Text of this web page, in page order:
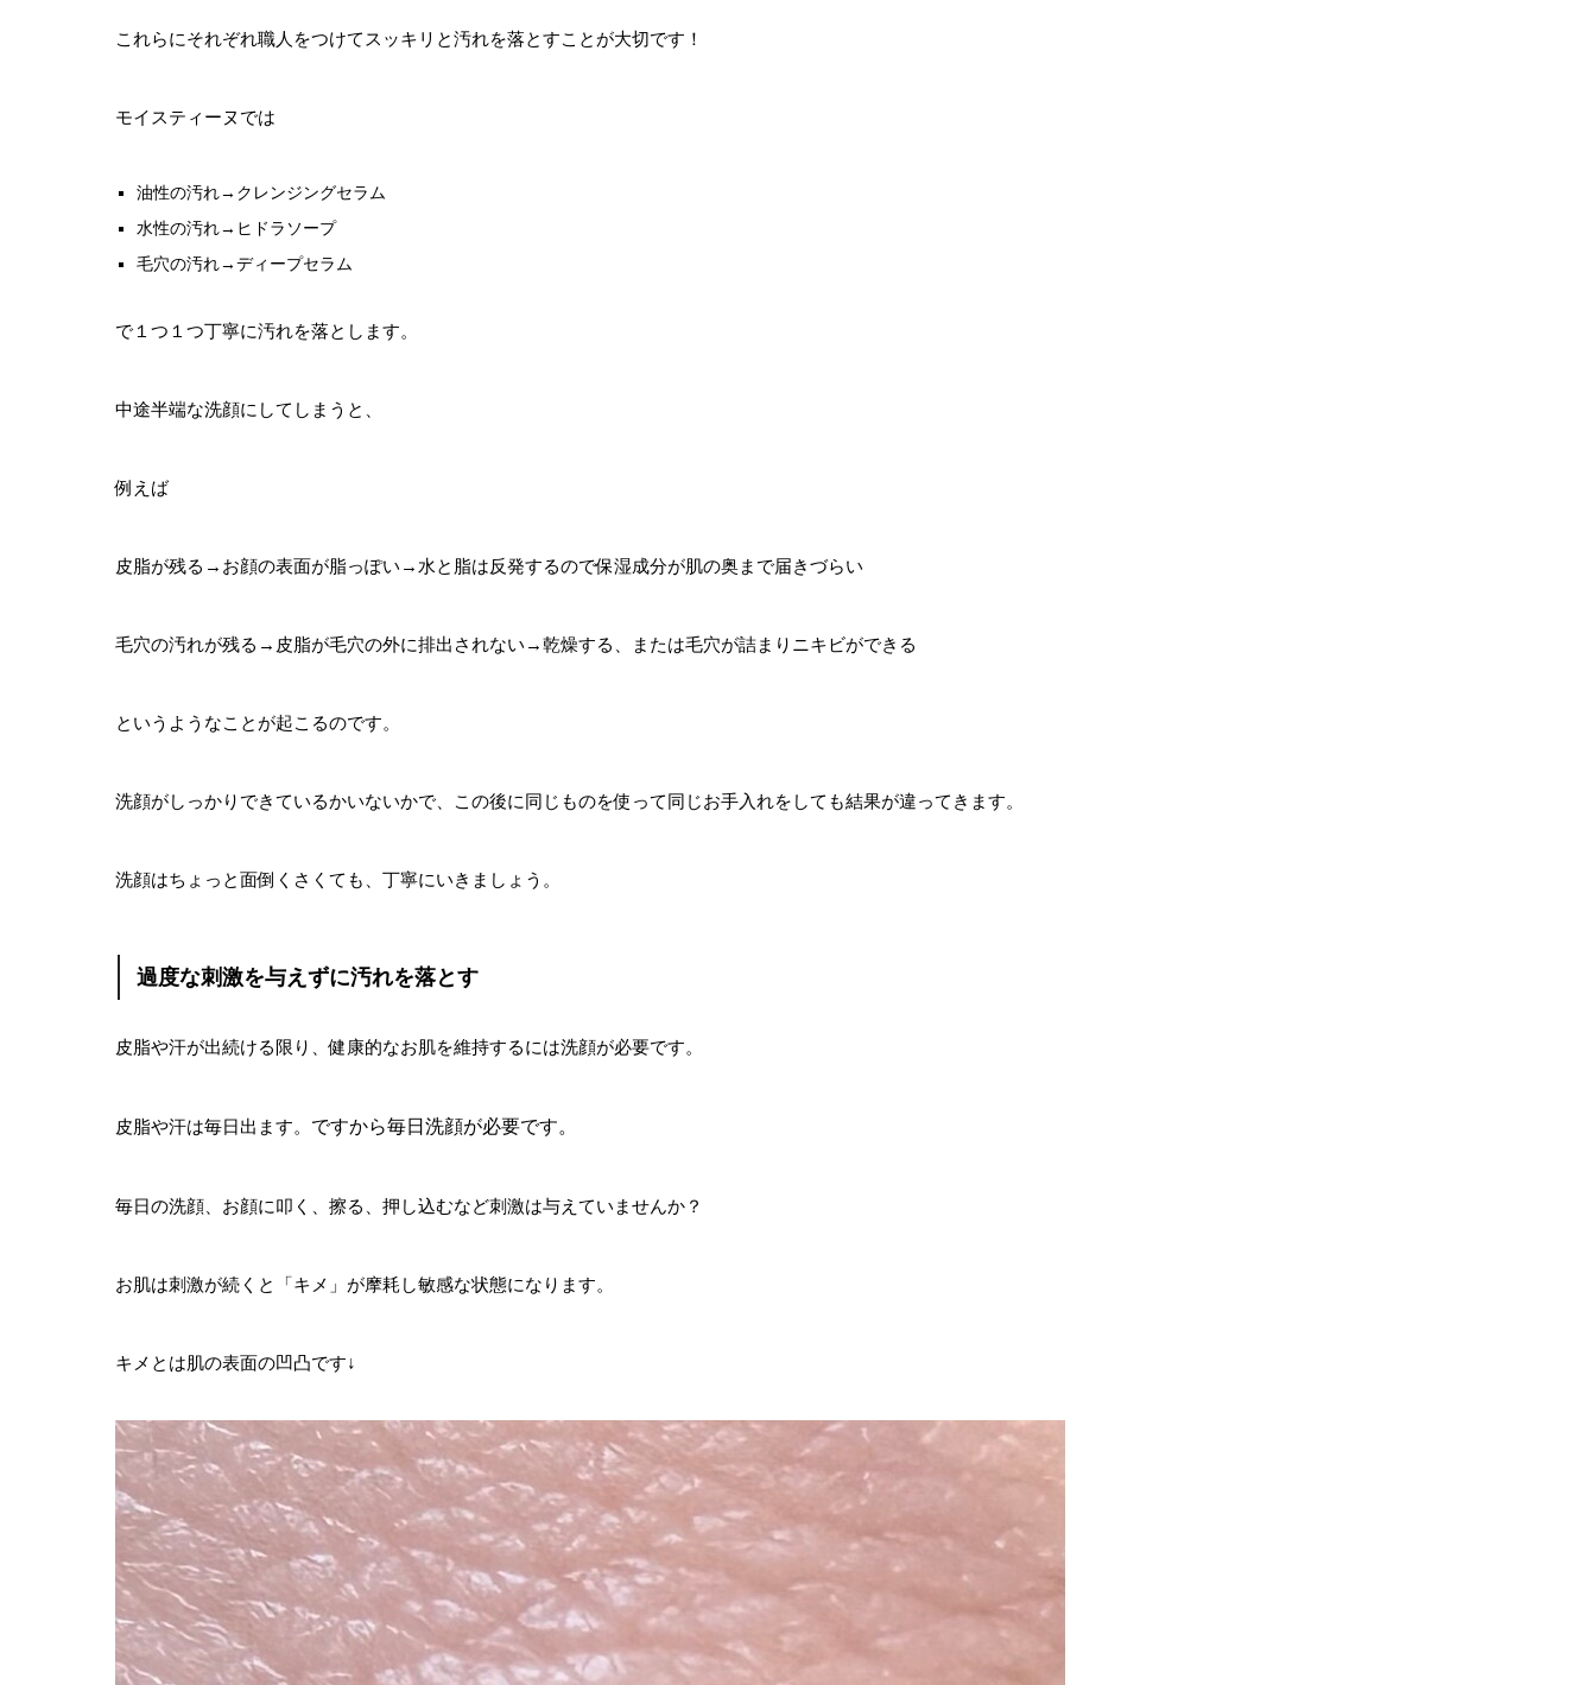
これらにそれぞれ職人をつけてスッキリと汚れを落とすことが大切です！
モイスティーヌでは
油性の汚れ→クレンジングセラム
水性の汚れ→ヒドラソープ
毛穴の汚れ→ディープセラム
で１つ１つ丁寧に汚れを落とします。
中途半端な洗顔にしてしまうと、
例えば
皮脂が残る→お顔の表面が脂っぽい→水と脂は反発するので保湿成分が肌の奥まで届きづらい
毛穴の汚れが残る→皮脂が毛穴の外に排出されない→乾燥する、または毛穴が詰まりニキビができる
というようなことが起こるのです。
洗顔がしっかりできているかいないかで、この後に同じものを使って同じお手入れをしても結果が違ってきます。
洗顔はちょっと面倒くさくても、丁寧にいきましょう。
過度な刺激を与えずに汚れを落とす
皮脂や汗が出続ける限り、健康的なお肌を維持するには洗顔が必要です。
皮脂や汗は毎日出ます。 ですから毎日洗顔が必要です。
毎日の洗顔、お顔に叩く、擦る、押し込むなど刺激は与えていませんか？
お肌は刺激が続くと「キメ」が摩耗し敏感な状態になります。
キメとは肌の表面の凹凸です↓